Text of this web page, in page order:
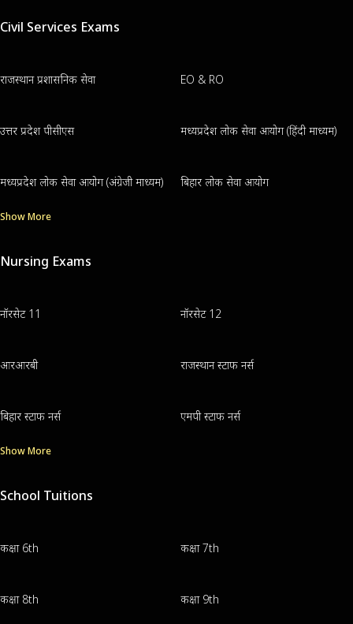
Civil Services Exams
राजस्थान प्रशासनिक सेवा EO & RO
उत्तर प्रदेश पीसीएस मध्यप्रदेश लोक सेवा आयोग (हिंदी माध्यम)
मध्यप्रदेश लोक सेवा आयोग (अंग्रेजी माध्यम) बिहार लोक सेवा आयोग
Show More
Nursing Exams
नॉरसेट 11 नॉरसेट 12
आरआरबी राजस्थान स्टाफ नर्स
बिहार स्टाफ नर्स एमपी स्टाफ नर्स
Show More
School Tuitions
कक्षा 6th कक्षा 7th
कक्षा 8th कक्षा 9th